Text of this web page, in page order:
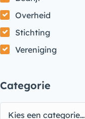
Overheid
Stichting
Vereniging
Categorie
Kies een categorie…